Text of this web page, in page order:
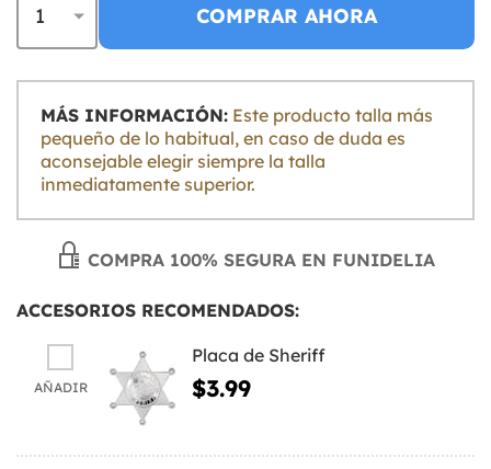
COMPRAR AHORA
MÁS INFORMACIÓN:
pequeño de lo habitual, en caso de duda es
aconsejable elegir siempre la talla
inmediatamente superior.
COMPRA 100% SEGURA EN FUNIDELIA
ACCESORIOS RECOMENDADOS:
AÑADIR
Placa de Sheriff
$3.99